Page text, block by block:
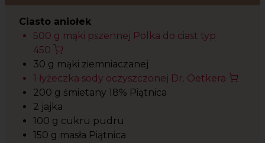
Ciasto aniołek
500 g mąki pszennej Polka do ciast typ
450
30 g mąki ziemniaczanej
1 łyżeczka sody oczyszczonej Dr. Oetkera
200 g śmietany 18% Piątnica
2 jajka
100 g cukru pudru
150 g masła Piątnica